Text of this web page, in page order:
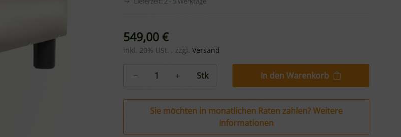
549,00 €
inkl. 20% USt. , zzgl.Versand
Stk In den Warenkorb
Sie möchten in monatlichen Raten zahlen?Weitere
Informationen